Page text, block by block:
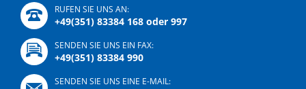
RUFEN SIE UNS AN:
+49(351) 83384 168 oder 997
SENDEN SIE UNS EIN FAX:
+49(351) 83384 990
SENDEN SIE UNS EINE E-MAIL: